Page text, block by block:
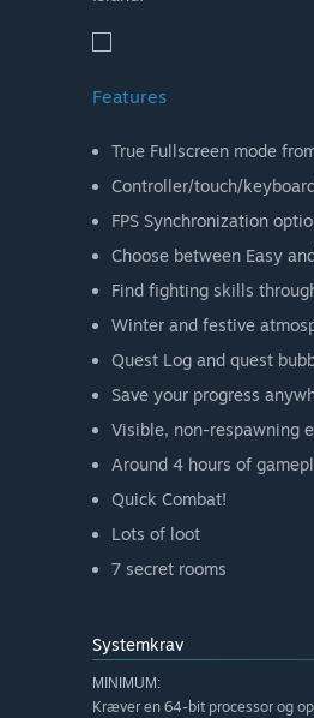
Features
True Fullscreen mode
Controller/touch/
FPS Synchronization
Choose between Easy
Find fighting skills
Winter and festive
Quest Log and quest
Save your progress
Visible, non-respawning
Around 4 hours of
Quick Combat!
Lots of loot
7 secret rooms
Systemkrav
MINIMUM:
Kræver en 64-bit processor og